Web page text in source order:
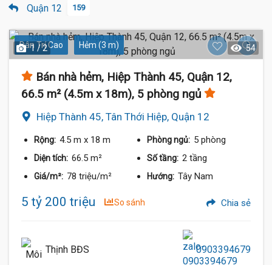
Quận 12 159
Dân Trí Cao Hẻm (3 m)
1 / 2 54
Bán nhà hẻm, Hiệp Thành 45, Quận 12,
66.5 m² (4.5m x 18m), 5 phòng ngủ
Hiệp Thành 45, Tân Thới Hiệp, Quận 12
Rộng: 4.5 m x 18 m Phòng ngủ: 5 phòng
Diện tích: 66.5 m² Số tầng: 2 tầng
Giá/m²: 78 triệu/m² Hướng: Tây Nam
5 tỷ 200 triệu So sánh Chia sẻ
Thịnh BĐS 0903394679